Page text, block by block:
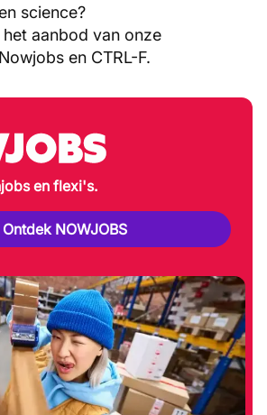
science?
aanbod van onze
en CTRL-F.
en flexi's.
Ontdek NOWJOBS